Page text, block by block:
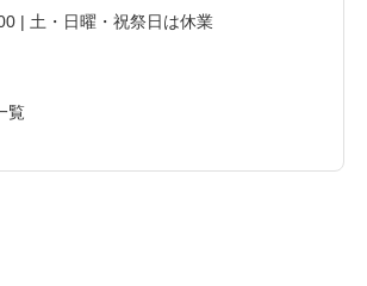
| 土・日曜・祝祭日は休業
覧